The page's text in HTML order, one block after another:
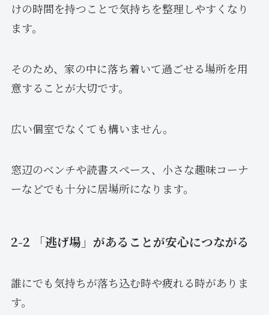
けの時間を持つことで気持ちを整理しやすくなり
ます。
そのため、家の中に落ち着いて過ごせる場所を用
意することが大切です。
広い個室でなくても構いません。
窓辺のベンチや読書スペース、小さな趣味コーナ
ーなどでも十分に居場所になります。
2-2 「逃げ場」があることが安心につながる
誰にでも気持ちが落ち込む時や疲れる時がありま
す。